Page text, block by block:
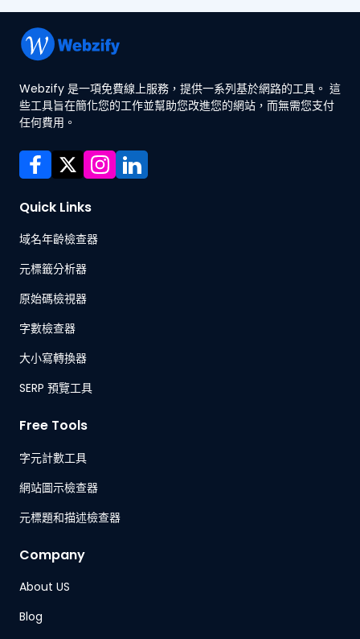
Webzify 是一項免費線上服務，提供一系列基於網路的工具。 這
些工具旨在簡化您的工作並幫助您改進您的網站，而無需您支付
任何費用。
Quick Links
域名年齡檢查器
元標籤分析器
原始碼檢視器
字數檢查器
大小寫轉換器
SERP 預覽工具
Free Tools
字元計數工具
網站圖示檢查器
元標題和描述檢查器
Company
About US
Blog